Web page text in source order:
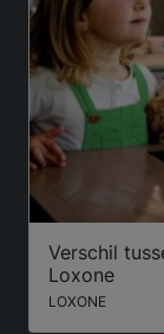
Verschil
Loxone
LOXONE